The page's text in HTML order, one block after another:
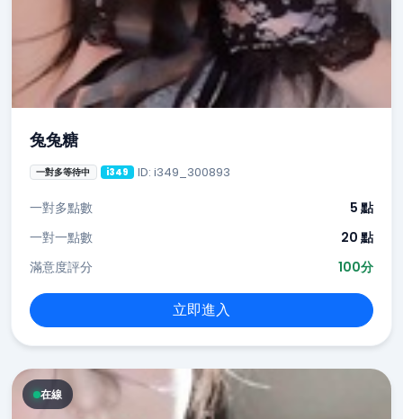
兔兔糖
一對多等待中 i349 ID: i349_300893
一對多點數
5 點
一對一點數
20 點
滿意度評分
100分
立即進入
在線